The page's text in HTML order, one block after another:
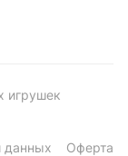
игрушек
данных Оферта